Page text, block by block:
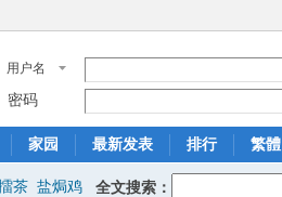
用户名
密码
家园 最新发表 排行 繁體
茶 盐焗鸡 全文搜索：